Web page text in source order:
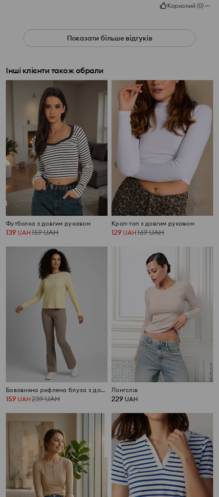
Корисний (0)
Показати більше відгуків
Інші клієнти також обрали
Футболка з довгим рукавом
139 UAH 159UAH
Кроп-топ з довгим рукавом
129 UAH 169UAH
Бавовняна рифлена блуза з довгими рукавами
159 UAH 239UAH
Лонгслів
229 UAH